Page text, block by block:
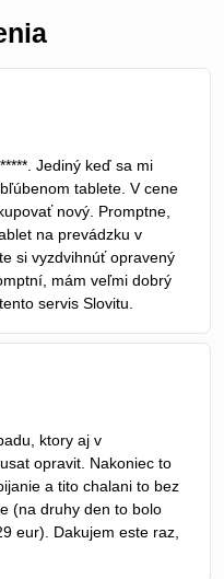
Jediný keď sa mi
tablete. V cene
nový. Promptne,
na prevádzku v
si vyzdvihnúť opravený
mám veľmi dobrý
servis Slovitu.
ktory aj v
opravit. Nakoniec to
a tito chalani to bez
(na druhy den to bolo
eur). Dakujem este raz,